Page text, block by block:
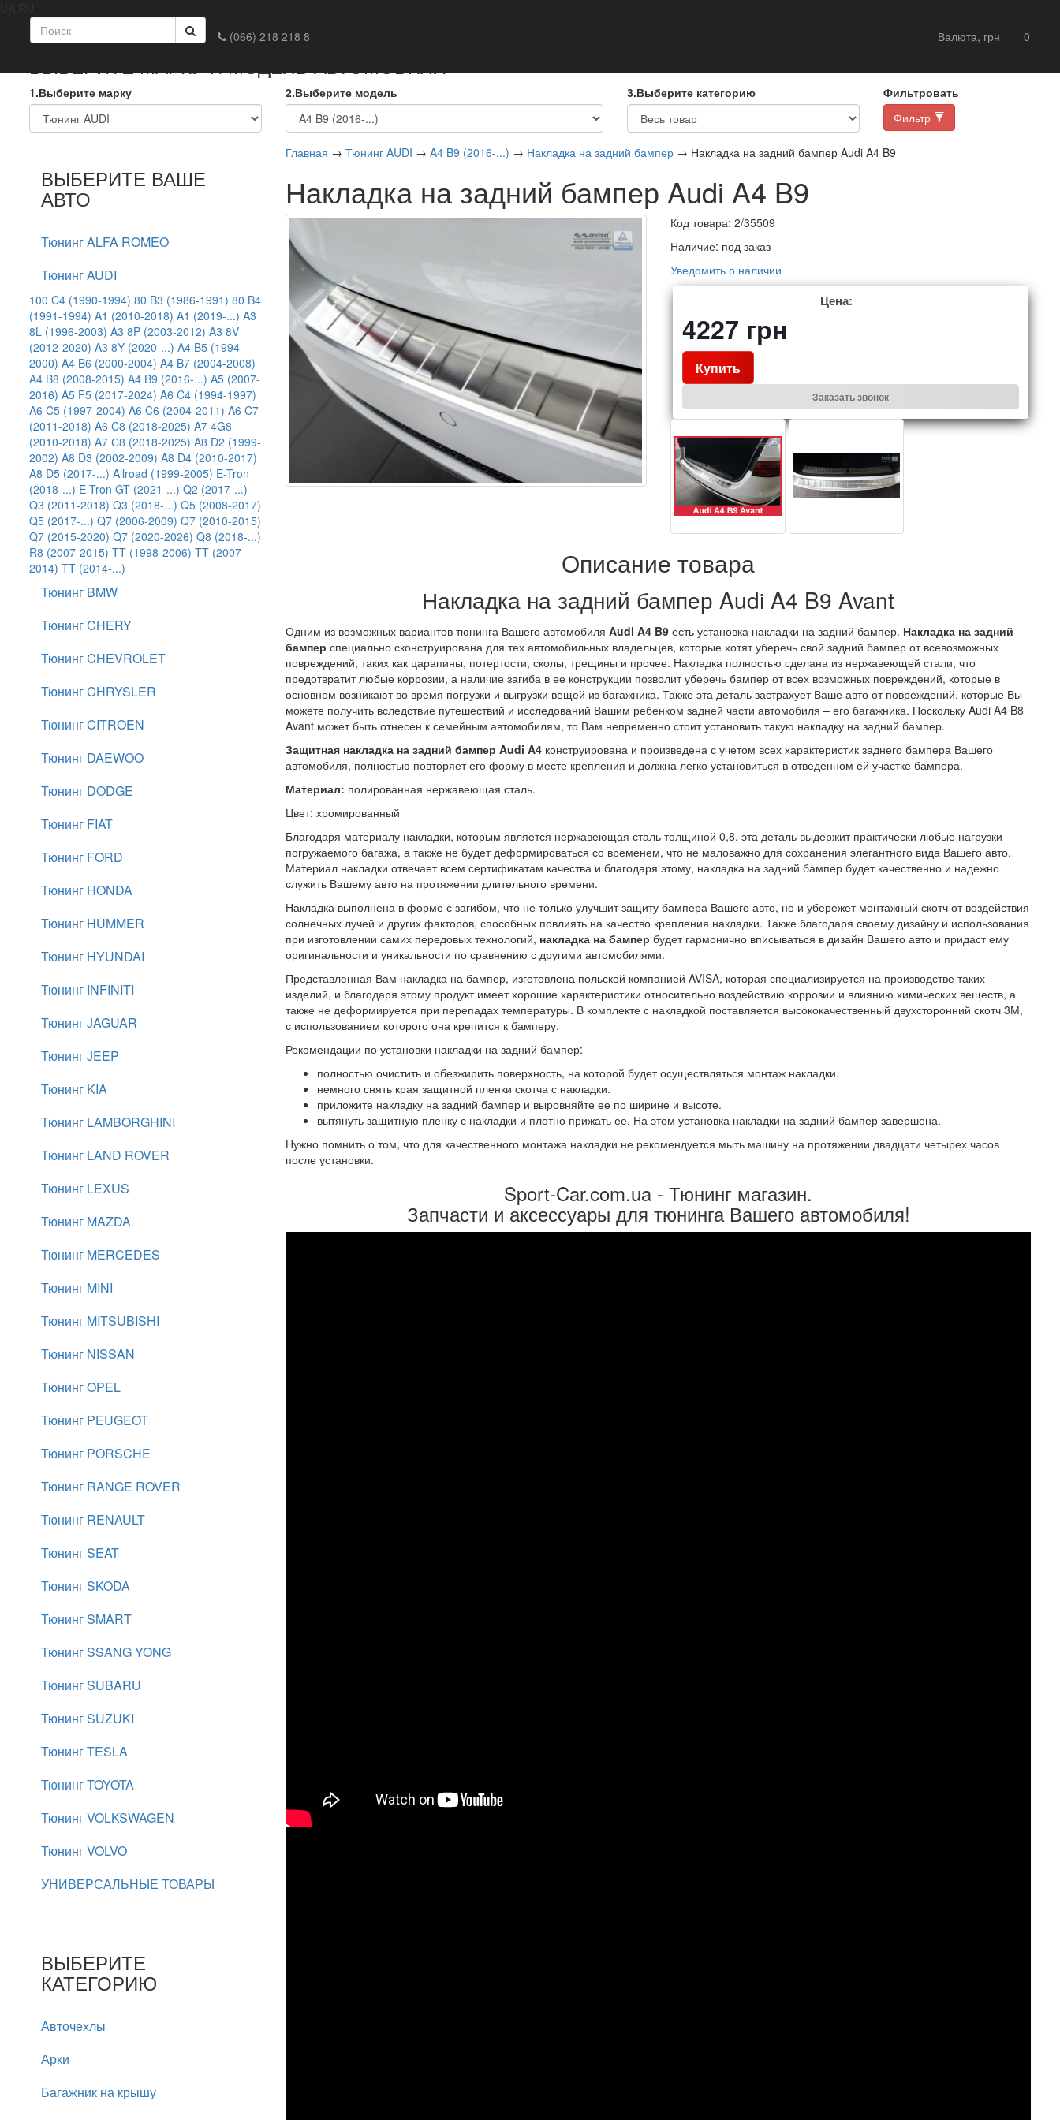
(066) 218 218 8
Валюта, грн 0
Главная Обмен и возврат
ВЫБЕРИТЕ МАРКУ И МОДЕЛЬ АВТОМОБИЛЯ
1.Выберите марку 2.Выберите модель 3.Выберите категорию
Фильтровать
Фильтр
ВЫБЕРИТЕ ВАШЕ
АВТО
Тюнинг ALFA ROMEO
Тюнинг AUDI
100 C4 (1990-1994) 80 B3 (1986-1991) 80 B4
(1991-1994) A1 (2010-2018) A1 (2019-...) A3
8L (1996-2003) A3 8P (2003-2012) A3 8V
(2012-2020) A3 8Y (2020-...) A4 B5 (1994-
2000) A4 B6 (2000-2004) A4 B7 (2004-2008)
A4 B8 (2008-2015) A4 B9 (2016-...) A5 (2007-
2016) A5 F5 (2017-2024) A6 C4 (1994-1997)
A6 C5 (1997-2004) A6 C6 (2004-2011) A6 C7
(2011-2018) A6 C8 (2018-2025) A7 4G8
(2010-2018) A7 С8 (2018-2025) A8 D2 (1999-
2002) A8 D3 (2002-2009) A8 D4 (2010-2017)
A8 D5 (2017-...) Allroad (1999-2005) E-Tron
(2018-...) E-Tron GT (2021-...) Q2 (2017-...)
Q3 (2011-2018) Q3 (2018-...) Q5 (2008-2017)
Q5 (2017-...) Q7 (2006-2009) Q7 (2010-2015)
Q7 (2015-2020) Q7 (2020-2026) Q8 (2018-...)
R8 (2007-2015) TT (1998-2006) TT (2007-
2014) TT (2014-...)
Тюнинг BMW
Тюнинг CHERY
Тюнинг CHEVROLET
Тюнинг CHRYSLER
Тюнинг CITROEN
Тюнинг DAEWOO
Тюнинг DODGE
Тюнинг FIAT
Тюнинг FORD
Тюнинг HONDA
Тюнинг HUMMER
Тюнинг HYUNDAI
Тюнинг INFINITI
Тюнинг JAGUAR
Тюнинг JEEP
Тюнинг KIA
Тюнинг LAMBORGHINI
Тюнинг LAND ROVER
Тюнинг LEXUS
Тюнинг MAZDA
Тюнинг MERCEDES
Тюнинг MINI
Тюнинг MITSUBISHI
Тюнинг NISSAN
Тюнинг OPEL
Тюнинг PEUGEOT
Тюнинг PORSCHE
Тюнинг RANGE ROVER
Тюнинг RENAULT
Тюнинг SEAT
Тюнинг SKODA
Тюнинг SMART
Тюнинг SSANG YONG
Тюнинг SUBARU
Тюнинг SUZUKI
Тюнинг TESLA
Тюнинг TOYOTA
Тюнинг VOLKSWAGEN
Тюнинг VOLVO
УНИВЕРСАЛЬНЫЕ ТОВАРЫ
ВЫБЕРИТЕ
КАТЕГОРИЮ
Авточехлы
Арки
Багажник на крышу
Главная → Тюнинг AUDI → A4 B9 (2016-...) → Накладка на задний бампер → Накладка на задний бампер Audi A4 B9
Накладка на задний бампер Audi A4 B9
Код товара: 2/35509
Наличие: под заказ
Уведомить о наличии
Цена:
4227 грн
Купить
Заказать звонок
Описание товара
Накладка на задний бампер Audi A4 B9 Avant
Одним из возможных вариантов тюнинга Вашего автомобиля Audi A4 B9 есть установка накладки на задний бампер. Накладка на задний
бампер специально сконструирована для тех автомобильных владельцев, которые хотят уберечь свой задний бампер от всевозможных
повреждений, таких как царапины, потертости, сколы, трещины и прочее. Накладка полностью сделана из нержавеющей стали, что
предотвратит любые коррозии, а наличие загиба в ее конструкции позволит уберечь бампер от всех возможных повреждений, которые в
основном возникают во время погрузки и выгрузки вещей из багажника. Также эта деталь застрахует Ваше авто от повреждений, которые Вы
можете получить вследствие путешествий и исследований Вашим ребенком задней части автомобиля – его багажника. Поскольку Audi A4 B8
Avant может быть отнесен к семейным автомобилям, то Вам непременно стоит установить такую накладку на задний бампер.
Защитная накладка на задний бампер Audi A4 конструирована и произведена с учетом всех характеристик заднего бампера Вашего
автомобиля, полностью повторяет его форму в месте крепления и должна легко установиться в отведенном ей участке бампера.
Материал: полированная нержавеющая сталь.
Цвет: хромированный
Благодаря материалу накладки, которым является нержавеющая сталь толщиной 0,8, эта деталь выдержит практически любые нагрузки
погружаемого багажа, а также не будет деформироваться со временем, что не маловажно для сохранения элегантного вида Вашего авто.
Материал накладки отвечает всем сертификатам качества и благодаря этому, накладка на задний бампер будет качественно и надежно
служить Вашему авто на протяжении длительного времени.
Накладка выполнена в форме с загибом, что не только улучшит защиту бампера Вашего авто, но и убережет монтажный скотч от воздействия
солнечных лучей и других факторов, способных повлиять на качество крепления накладки. Также благодаря своему дизайну и использования
при изготовлении самих передовых технологий, накладка на бампер будет гармонично вписываться в дизайн Вашего авто и придаст ему
оригинальности и уникальности по сравнению с другими автомобилями.
Представленная Вам накладка на бампер, изготовлена польской компанией AVISA, которая специализируется на производстве таких
изделий, и благодаря этому продукт имеет хорошие характеристики относительно воздействию коррозии и влиянию химических веществ, а
также не деформируется при перепадах температуры. В комплекте с накладкой поставляется высококачественный двухсторонний скотч 3М,
с использованием которого она крепится к бамперу.
Рекомендации по установки накладки на задний бампер:
полностью очистить и обезжирить поверхность, на которой будет осуществляться монтаж накладки.
немного снять края защитной пленки скотча с накладки.
приложите накладку на задний бампер и выровняйте ее по ширине и высоте.
вытянуть защитную пленку с накладки и плотно прижать ее. На этом установка накладки на задний бампер завершена.
Нужно помнить о том, что для качественного монтажа накладки не рекомендуется мыть машину на протяжении двадцати четырех часов
после установки.
Sport-Car.com.ua - Тюнинг магазин.
Запчасти и аксессуары для тюнинга Вашего автомобиля!